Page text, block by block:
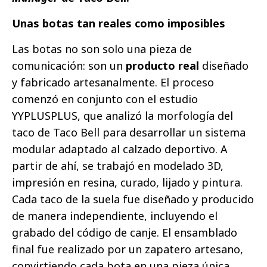
Unas botas tan reales como imposibles
Las botas no son solo una pieza de
comunicación: son un producto real diseñado
y fabricado artesanalmente. El proceso
comenzó en conjunto con el estudio
YYPLUSPLUS, que analizó la morfología del
taco de Taco Bell para desarrollar un sistema
modular adaptado al calzado deportivo. A
partir de ahí, se trabajó en modelado 3D,
impresión en resina, curado, lijado y pintura.
Cada taco de la suela fue diseñado y producido
de manera independiente, incluyendo el
grabado del código de canje. El ensamblado
final fue realizado por un zapatero artesano,